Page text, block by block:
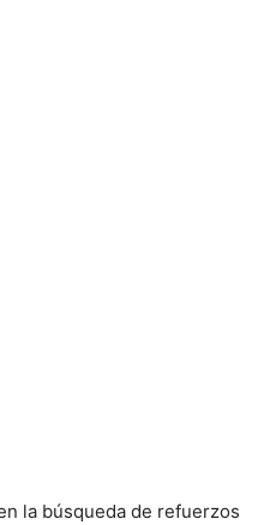
la búsqueda de refuerzos